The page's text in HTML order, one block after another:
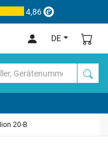
4,86
DE
20-B